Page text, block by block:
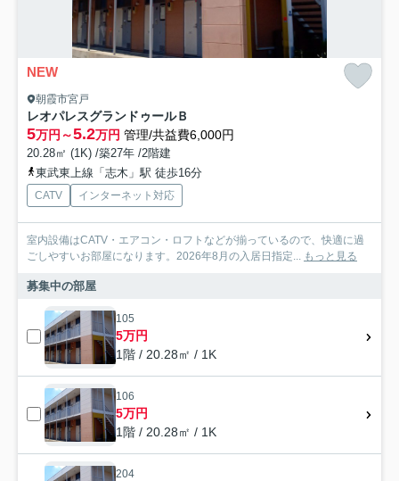
NEW
朝霞市宮戸
レオパレスグランドゥールＢ
5万円～5.2万円 管理/共益費6,000円
20.28㎡ (1K) /築27年 /2階建
東武東上線「志木」駅 徒歩16分
CATV インターネット対応
室内設備はCATV・エアコン・ロフトなどが揃っているので、快適に過
ごしやすいお部屋になります。2026年8月の入居日指定...
もっと見る
募集中の部屋
105
5万円
1階 / 20.28㎡ / 1K
106
5万円
1階 / 20.28㎡ / 1K
204